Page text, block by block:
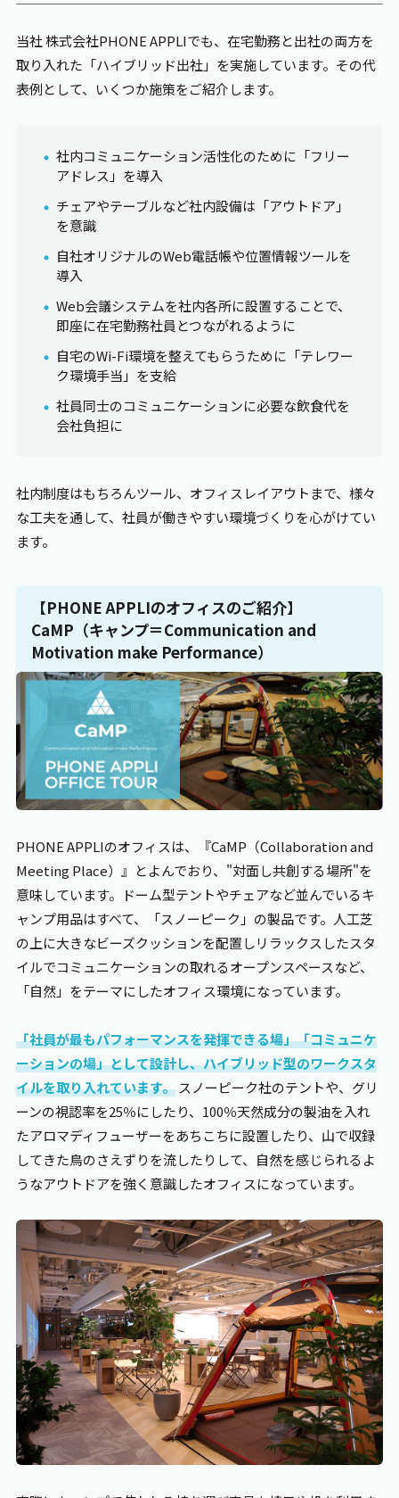
当社 株式会社PHONEAPPLIでも、在宅勤務と出社の両方を
取り入れた「ハイブリッド出社」を実施しています。その代
表例として、いくつか施策をご紹介します。
社内コミュニケーション活性化のために「フリー
アドレス」を導入
チェアやテーブルなど社内設備は「アウトドア」
を意識
自社オリジナルのWeb電話帳や位置情報ツールを
導入
Web会議システムを社内各所に設置することで、
即座に在宅勤務社員とつながれるように
自宅のWi-Fi環境を整えてもらうために「テレワー
ク環境手当」を支給
社員同士のコミュニケーションに必要な飲食代を
会社負担に
社内制度はもちろんツール、オフィスレイアウトまで、様々
な工夫を通して、社員が働きやすい環境づくりを心がけてい
ます。
【PHONE APPLIのオフィスのご紹介】
CaMP（キャンプ＝Communication and
Motivation make Performance）
PHONE APPLIのオフィスは、『CaMP（Collaboration and
Meeting Place）』とよんでおり、"対面し共創する場所"を
意味しています。ドーム型テントやチェアなど並んでいるキ
ャンプ用品はすべて、「スノーピーク」の製品です。人工芝
の上に大きなビーズクッションを配置しリラックスしたスタ
イルでコミュニケーションの取れるオープンスペースなど、
「自然」をテーマにしたオフィス環境になっています。
「社員が最もパフォーマンスを発揮できる場」「コミュニケ
ーションの場」として設計し、ハイブリッド型のワークスタ
イルを取り入れています。スノーピーク社のテントや、グリ
ーンの視認率を25％にしたり、100％天然成分の製油を入れ
たアロマディフューザーをあちこちに設置したり、山で収録
してきた鳥のさえずりを流したりして、自然を感じられるよ
うなアウトドアを強く意識したオフィスになっています。